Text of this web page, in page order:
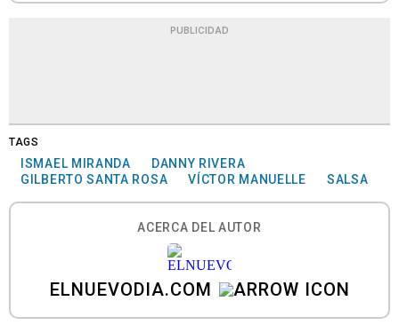
PUBLICIDAD
TAGS
ISMAEL MIRANDA
DANNY RIVERA
GILBERTO SANTA ROSA
VÍCTOR MANUELLE SALSA
ACERCA DEL AUTOR
ELNUEVODIA.COM